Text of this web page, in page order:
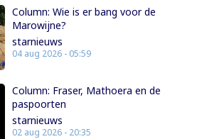
Column: Wie is er bang voor de
Marowijne?
starnieuws
04 aug 2026 - 05:59
Column: Fraser, Mathoera en de
paspoorten
starnieuws
02 aug 2026 - 20:35